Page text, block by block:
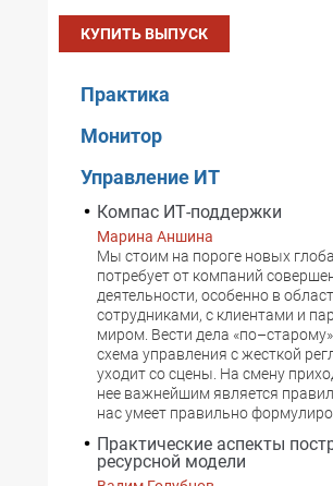
КУПИТЬ ВЫПУСК
Практика
Монитор
Управление ИТ
Компас ИТ-поддержки
Марина Аншина
Мы стоим на пороге новых
потребует от компаний
деятельности, особенно в
сотрудниками, с клиентами и
миром. Вести дела
схема управления с жесткой
уходит со сцены. На смену
нее важнейшим является
нас умеет правильно
Практические аспекты
ресурсной модели